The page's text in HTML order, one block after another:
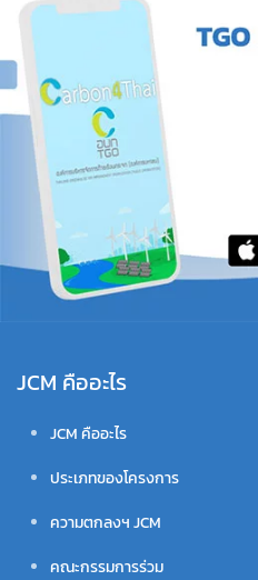
JCM คืออะไร
JCM คืออะไร
ประเภทของโครงการ
ความตกลงฯ JCM
คณะกรรมการร่วม